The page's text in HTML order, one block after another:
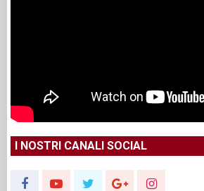
I NOSTRI CANALI SOCIAL